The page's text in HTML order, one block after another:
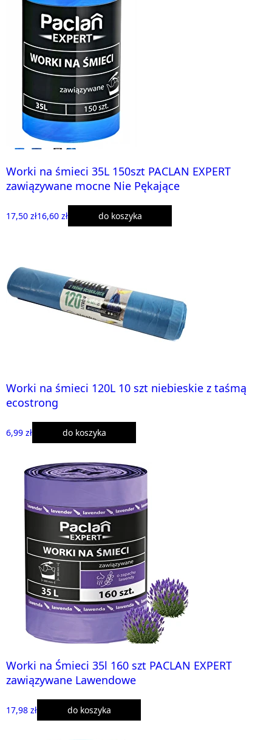
Worki na śmieci 35L 150szt PACLAN EXPERT
zawiązywane mocne Nie Pękające
17,50 zł16,60 zł do koszyka
Worki na śmieci 120L 10 szt niebieskie z taśmą
ecostrong
6,99 zł do koszyka
Worki na Śmieci 35l 160 szt PACLAN EXPERT
zawiązywane Lawendowe
17,98 zł do koszyka